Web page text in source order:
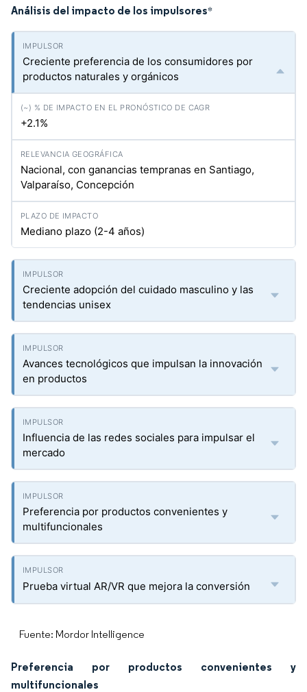
Análisis del impacto de los impulsores*
Creciente preferencia de los consumidores por
productos naturales y orgánicos
+2.1%
Nacional, con ganancias tempranas en Santiago,
Valparaíso, Concepción
Mediano plazo (2-4 años)
Creciente adopción del cuidado masculino y las
tendencias unisex
Avances tecnológicos que impulsan la innovación
en productos
Influencia de las redes sociales para impulsar el
mercado
Preferencia por productos convenientes y
multifuncionales
Prueba virtual AR/VR que mejora la conversión
Fuente: Mordor Intelligence
Preferencia por productos convenientes y
multifuncionales